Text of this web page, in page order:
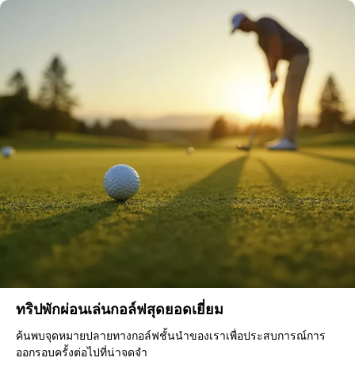
ทริปพักผ่อนเล่นกอล์ฟสุดยอดเยี่ยม
ค้นพบจุดหมายปลายทางกอล์ฟชั้นนำของเราเพื่อประสบการณ์การ
ออกรอบครั้งต่อไปที่น่าจดจำ